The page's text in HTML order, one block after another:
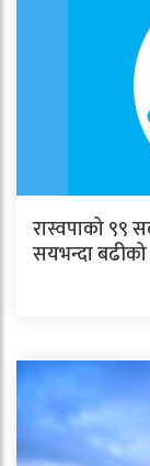
रास्वपाको ९९
सयभन्दा बढीको